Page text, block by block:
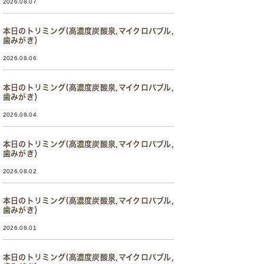
2026.08.07
本日のトリミング(高濃度炭酸泉,マイクロバブル,
歯みがき）
2026.08.06
本日のトリミング(高濃度炭酸泉,マイクロバブル,
歯みがき）
2026.08.04
本日のトリミング(高濃度炭酸泉,マイクロバブル,
歯みがき）
2026.08.02
本日のトリミング(高濃度炭酸泉,マイクロバブル,
歯みがき）
2026.08.01
本日のトリミング(高濃度炭酸泉,マイクロバブル,